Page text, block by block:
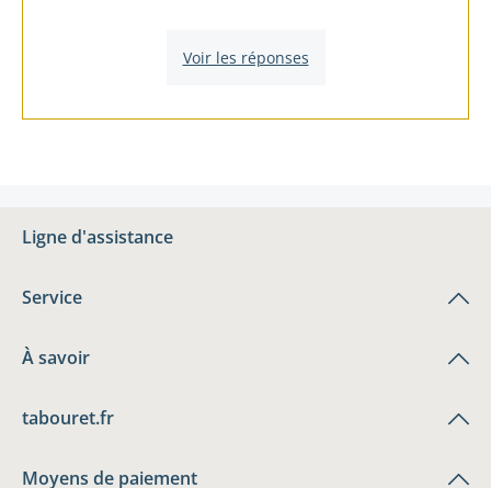
Voir les réponses
Ligne d'assistance
Service
À savoir
tabouret.fr
Moyens de paiement